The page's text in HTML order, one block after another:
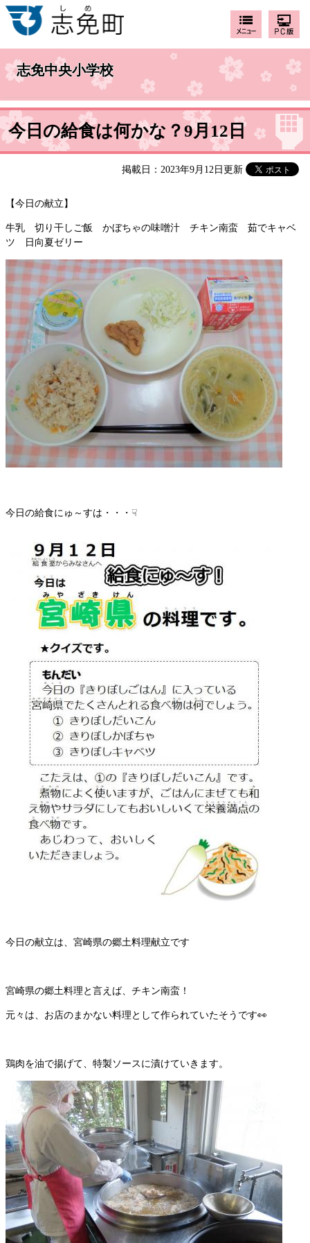
志免中央小学校
今日の給食は何かな？9月12日
掲載日：2023年9月12日更新
【今日の献立】
牛乳 切り干しご飯 かぼちゃの味噌汁 チキン南蛮 茹でキャベ
ツ 日向夏ゼリー
今日の給食にゅ～すは・・・☟
今日の献立は、宮崎県の郷土料理献立です
宮崎県の郷土料理と言えば、チキン南蛮！
元々は、お店のまかない料理として作られていたそうです👀
鶏肉を油で揚げて、特製ソースに漬けていきます。